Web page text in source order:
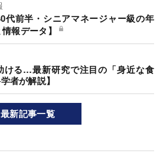
代前半・シニアマネージャー級の年
報データ】
ける…最新研究で注目の「身近な食
者が解説】
最新記事一覧